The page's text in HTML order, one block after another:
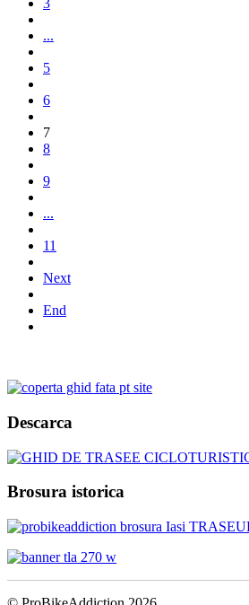
3
...
5
6
7
8
9
...
11
Next
End
Descarca
Brosura istorica